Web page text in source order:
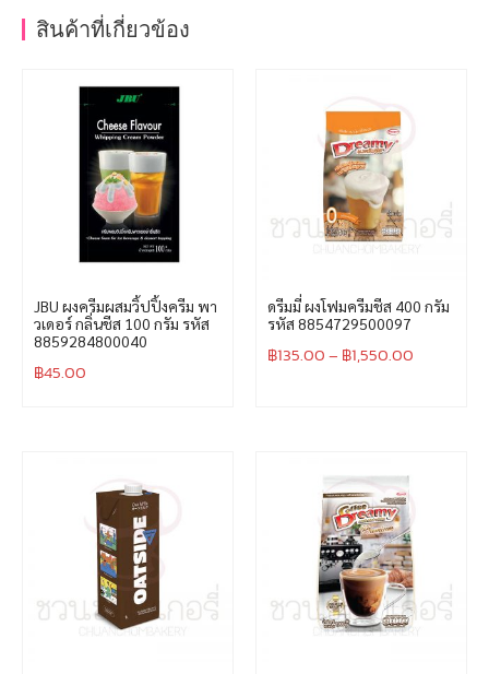
สินค้าที่เกี่ยวข้อง
JBU ผงครีมผสมวิ้ปปิ้งครีม พา
วเดอร์ กลิ่นชีส 100 กรัม รหัส
8859284800040
฿45.00
ดรีมมี่ ผงโฟมครีมชีส 400 กรัม
รหัส 8854729500097
฿135.00– ฿1,550.00